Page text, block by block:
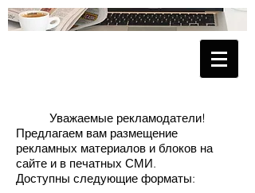
Уважаемые рекламодатели!
Предлагаем вам размещение
рекламных материалов и блоков на
сайте и в печатных СМИ.
Доступны следующие форматы: